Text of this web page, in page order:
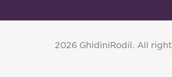
2026 GhidiniRodil. All